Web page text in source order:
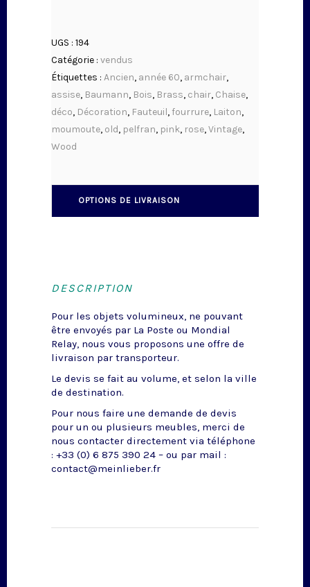
UGS : 194
Catégorie : vendus
Étiquettes : Ancien, année 60, armchair,
assise, Baumann, Bois, Brass, chair, Chaise,
déco, Décoration, Fauteuil,fourrure, Laiton,
moumoute, old, pelfran, pink, rose,Vintage,
Wood
OPTIONS DE LIVRAISON
DESCRIPTION
Pour les objets volumineux, ne pouvant
être envoyés par La Poste ou Mondial
Relay, nous vous proposons une offre de
livraison par transporteur.
Le devis se fait au volume, et selon la ville
de destination.
Pour nous faire une demande de devis
pour un ou plusieurs meubles, merci de
nous contacter directement via téléphone
: +33 (0) 6 875 390 24 – ou par mail :
contact@meinlieber.fr